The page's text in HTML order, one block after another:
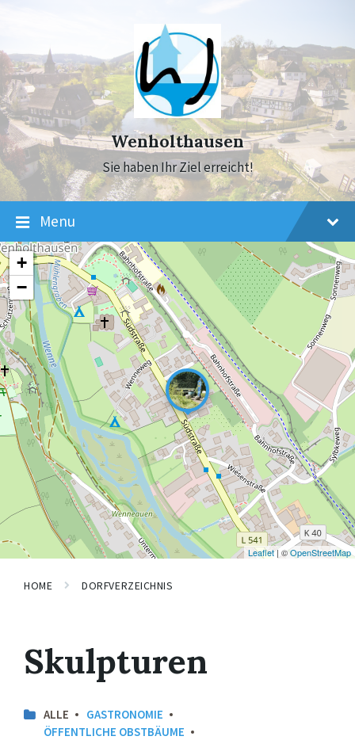
navigation
Wenholthausen
Sie haben Ihr Ziel erreicht!
Menu
+
−
Leaflet| ©OpenStreetMap
HOME DORFVERZEICHNIS
Skulpturen
ALLE
GASTRONOMIE
ÖFFENTLICHE OBSTBÄUME